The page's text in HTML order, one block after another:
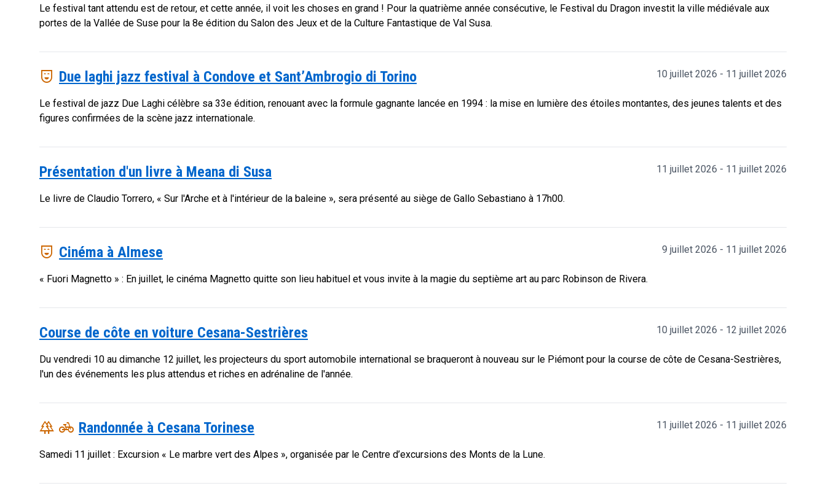
Le festival tant attendu est de retour, et cette année, il voit les choses en grand ! Pour la quatrième année consécutive, le Festival du Dragon investit la ville médiévale aux
portes de la Vallée de Suse pour la 8e édition du Salon des Jeux et de la Culture Fantastique de Val Susa.
comedy_mask Due laghi jazz festival à Condove et Sant’Ambrogio di Torino 10 juillet 2026 - 11 juillet 2026
Le festival de jazz Due Laghi célèbre sa 33e édition, renouant avec la formule gagnante lancée en 1994 : la mise en lumière des étoiles montantes, des jeunes talents et des
figures confirmées de la scène jazz internationale.
Présentation d'un livre à Meana di Susa 11 juillet 2026 - 11 juillet 2026
Le livre de Claudio Torrero, « Sur l'Arche et à l'intérieur de la baleine », sera présenté au siège de Gallo Sebastiano à 17h00.
comedy_mask Cinéma à Almese 9 juillet 2026 - 11 juillet 2026
« Fuori Magnetto » : En juillet, le cinéma Magnetto quitte son lieu habituel et vous invite à la magie du septième art au parc Robinson de Rivera.
Course de côte en voiture Cesana-Sestrières 10 juillet 2026 - 12 juillet 2026
Du vendredi 10 au dimanche 12 juillet, les projecteurs du sport automobile international se braqueront à nouveau sur le Piémont pour la course de côte de Cesana-Sestrières,
l'un des événements les plus attendus et riches en adrénaline de l'année.
forest pedal_bike Randonnée à Cesana Torinese 11 juillet 2026 - 11 juillet 2026
Samedi 11 juillet : Excursion « Le marbre vert des Alpes », organisée par le Centre d’excursions des Monts de la Lune.